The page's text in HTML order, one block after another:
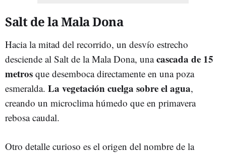
Salt de la Mala Dona
Hacia la mitad del recorrido, un desvío estrecho
desciende al Salt de la Mala Dona, unacascada de 15
metros que desemboca directamente en una poza
esmeralda. La vegetación cuelga sobre el agua,
creando un microclima húmedo que en primavera
rebosa caudal.
Otro detalle curioso es el origen del nombre de la